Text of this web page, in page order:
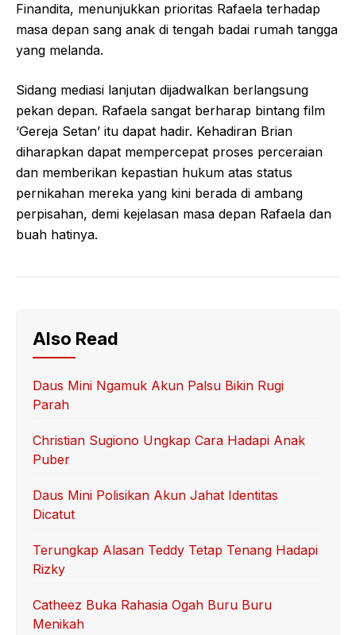
Finandita, menunjukkan prioritas Rafaela terhadap
masa depan sang anak di tengah badai rumah tangga
yang melanda.
Sidang mediasi lanjutan dijadwalkan berlangsung
pekan depan. Rafaela sangat berharap bintang film
‘Gereja Setan’ itu dapat hadir. Kehadiran Brian
diharapkan dapat mempercepat proses perceraian
dan memberikan kepastian hukum atas status
pernikahan mereka yang kini berada di ambang
perpisahan, demi kejelasan masa depan Rafaela dan
buah hatinya.
Also Read
Daus Mini Ngamuk Akun Palsu Bikin Rugi
Parah
Christian Sugiono Ungkap Cara Hadapi Anak
Puber
Daus Mini Polisikan Akun Jahat Identitas
Dicatut
Terungkap Alasan Teddy Tetap Tenang Hadapi
Rizky
Catheez Buka Rahasia Ogah Buru Buru
Menikah